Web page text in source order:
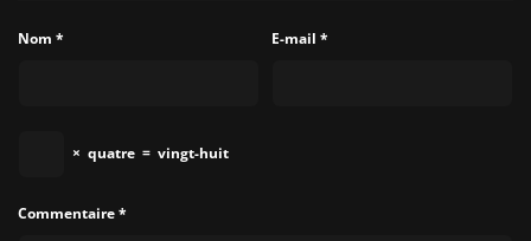
Nom * E-mail *
× quatre = vingt-huit
Commentaire*